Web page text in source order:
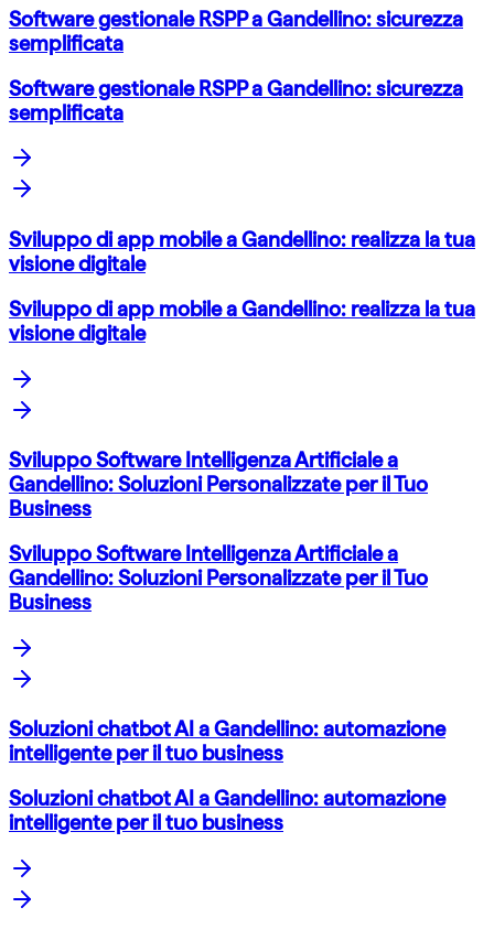
Software gestionale RSPP a Gandellino: sicurezza
semplificata
Software gestionale RSPP a Gandellino: sicurezza
semplificata
Sviluppo di app mobile a Gandellino: realizza la tua
visione digitale
Sviluppo di app mobile a Gandellino: realizza la tua
visione digitale
Sviluppo Software Intelligenza Artificiale a
Gandellino: Soluzioni Personalizzate per il Tuo
Business
Sviluppo Software Intelligenza Artificiale a
Gandellino: Soluzioni Personalizzate per il Tuo
Business
Soluzioni chatbot AI a Gandellino: automazione
intelligente per il tuo business
Soluzioni chatbot AI a Gandellino: automazione
intelligente per il tuo business